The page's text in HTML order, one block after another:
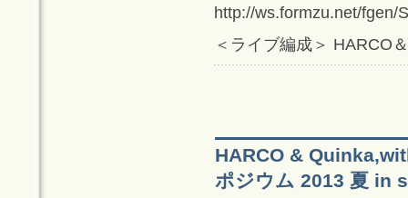
http://ws.formzu.net/fgen/
＜ライブ編成＞ HARCO
HARCO &
ポジウム 2013 夏 in